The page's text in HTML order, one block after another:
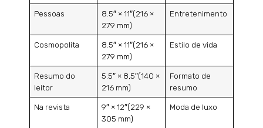
Pessoas
8.5″ × 11″(216 ×
279 mm)
Entretenimento
Cosmopolita
8.5″ × 11″(216 ×
279 mm)
Estilo de vida
Resumo do
leitor
5.5″ × 8,5″(140 ×
216 mm)
Formato de
resumo
Na revista
9″ × 12″(229 ×
305 mm)
Moda de luxo